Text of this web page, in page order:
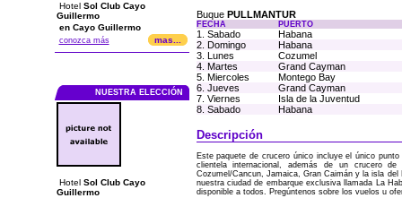
Hotel Sol Club Cayo
Guillermo
en Cayo Guillermo
conozca más mas...
NUESTRA ELECCIÓN
Hotel Sol Club Cayo
Guillermo
Buque PULLMANTUR
FECHA PUERTO
1. Sabado
Habana
2. Domingo
Habana
3. Lunes
Cozumel
4. Martes
Grand Cayman
5. Miercoles
Montego Bay
6. Jueves
Grand Cayman
7. Viernes
Isla de la Juventud
8. Sabado
Habana
Descripción
Este paquete de crucero único incluye el único
clientela internacional, además de un crucero
Cozumel/Cancun, Jamaica, Gran Caimán y la isla
nuestra ciudad de embarque exclusiva llamada La
disponible a todos. Pregúntenos sobre los vuelos u